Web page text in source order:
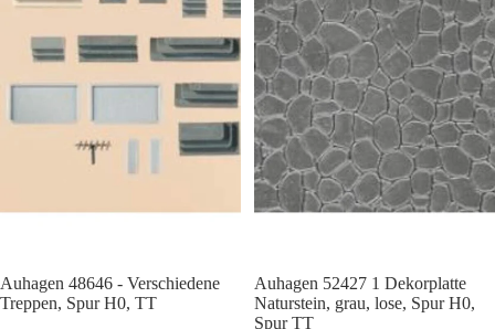
Auhagen 48646 - Verschiedene
Treppen, Spur H0, TT
Auhagen 52427 1 Dekorplatte
Naturstein, grau, lose, Spur H0,
Spur TT